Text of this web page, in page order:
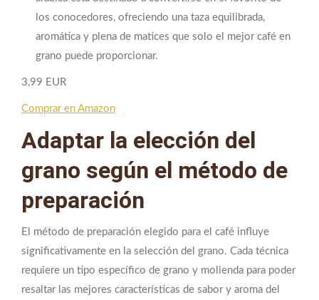
los conocedores, ofreciendo una taza equilibrada,
aromática y plena de matices que solo el mejor café en
grano puede proporcionar.
3,99 EUR
Comprar en Amazon
Adaptar la elección del
grano según el método de
preparación
El método de preparación elegido para el café influye
significativamente en la selección del grano. Cada técnica
requiere un tipo específico de grano y molienda para poder
resaltar las mejores características de sabor y aroma del